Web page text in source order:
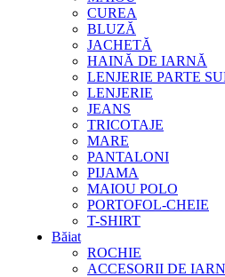
CUREA
BLUZĂ
JACHETĂ
HAINĂ DE IARNĂ
LENJERIE PARTE
LENJERIE
JEANS
TRICOTAJE
MARE
PANTALONI
PIJAMA
MAIOU POLO
PORTOFOL-CHEIE
T-SHIRT
Băiat
ROCHIE
ACCESORII DE